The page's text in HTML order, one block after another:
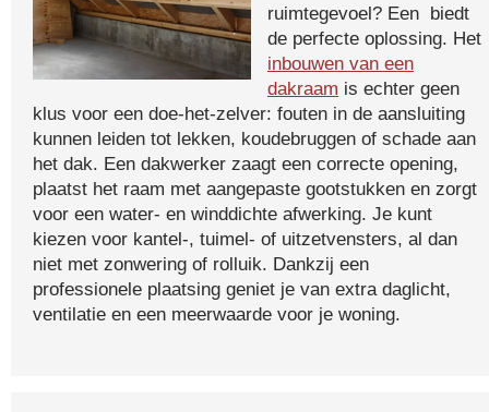
ruimtegevoel? Een biedt
de perfecte oplossing. Het
inbouwen van een
dakraam is echter geen
klus voor een doe-het-zelver: fouten in de aansluiting
kunnen leiden tot lekken, koudebruggen of schade aan
het dak. Een dakwerker zaagt een correcte opening,
plaatst het raam met aangepaste gootstukken en zorgt
voor een water- en winddichte afwerking. Je kunt
kiezen voor kantel-, tuimel- of uitzetvensters, al dan
niet met zonwering of rolluik. Dankzij een
professionele plaatsing geniet je van extra daglicht,
ventilatie en een meerwaarde voor je woning.